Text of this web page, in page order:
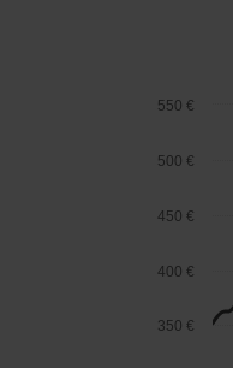
350 €
400 €
450 €
500 €
550 €